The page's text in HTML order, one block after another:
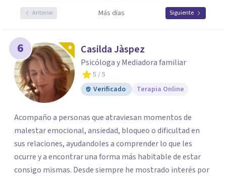
Anterior Más días Siguiente
6 Casilda Jàspez
Psicóloga y Mediadora familiar
5 / 5
Verificado
Terapia Online
Acompaño a personas que atraviesan momentos de
malestar emocional, ansiedad, bloqueo o dificultad en
sus relaciones, ayudandoles a comprender lo que les
ocurre y a encontrar una forma más habitable de estar
consigo mismas. Desde siempre he mostrado interés por